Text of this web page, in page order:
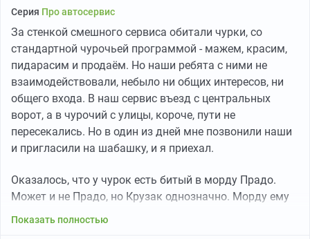
Серия Про автосервис
За стенкой смешного сервиса обитали чурки, со
стандартной чурочьей программой - мажем, красим,
пидарасим и продаём. Но наши ребята с ними не
взаимодействовали, небыло ни общих интересов, ни
общего входа. В наш сервис въезд с центральных
ворот, а в чурочий с улицы, короче, пути не
пересекались. Но в один из дней мне позвонили наши
и пригласили на шабашку, и я приехал.
Оказалось, что у чурок есть битый в морду Прадо.
Может и не Прадо, но Крузак однозначно. Морду ему
чурки уже вытянули, выкрасили, вопрос в сборке
Показать полностью